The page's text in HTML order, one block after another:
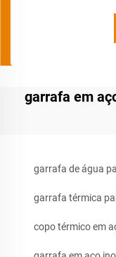
garrafa em
garrafa de água
garrafa térmica
copo térmico em